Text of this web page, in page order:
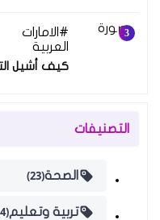
الامارات
العربية
كيف أشيل
التصنيفات
الصحة(23)
تربية وتعليم(4)